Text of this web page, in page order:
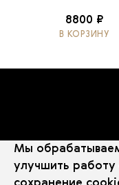
8800 ₽
В КОРЗИНУ
ПОДПИШИТЕСЬ НА
Мы
улучшить работу